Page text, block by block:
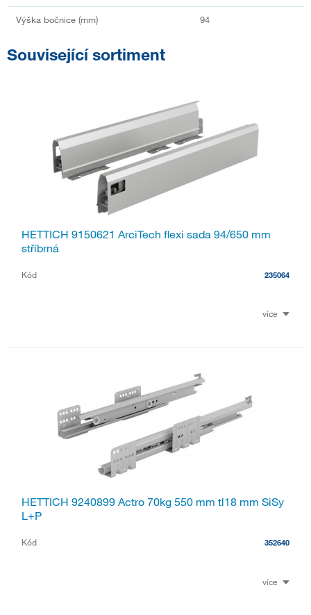
Výška bočnice (mm) 94
Související sortiment
HETTICH 9150621 ArciTech flexi sada 94/650 mm
stříbrná
Kód 235064
více
HETTICH 9240899 Actro 70kg 550 mm tl18 mm SiSy
L+P
Kód 352640
více